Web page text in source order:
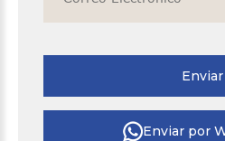
Enviar
Enviar por